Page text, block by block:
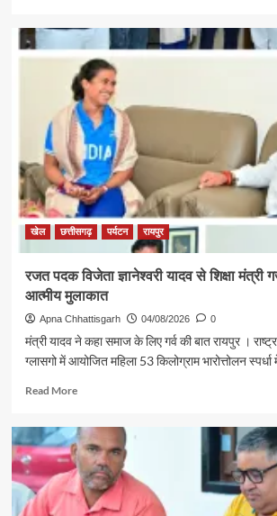
पर्यटन
एवं
संस्कृति
मंत्री
श्री
राजेश
अग्रवाल
की
पहल
से
सरगुजा
संभाग
श्रद्धालु
भारत
गौरव
ट्रेन
से
रामलला
के
दर्शन
के
लिए
रवाना
खेल छत्तीसगढ़ पर्यटन रायपुर
रजत पदक विजेता ज्ञानेश्वरी यादव से शिक्षा मंत्री
आत्मीय मुलाकात
Apna Chhattisgarh 04/08/2026 0
मंत्री यादव ने कहा समाज के लिए गर्व की बात रायपुर ।
ग्लासगो में आयोजित महिला 53 किलोग्राम भारोत्तोलन स्पर्धा
Read MoreRead
रजत
पदक
विजेता
ज्ञानेश्वरी
यादव